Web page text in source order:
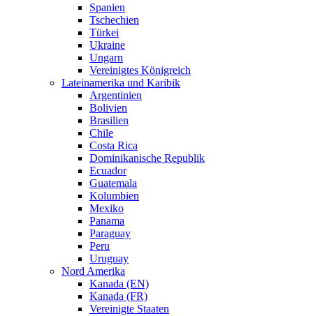
Spanien
Tschechien
Türkei
Ukraine
Ungarn
Vereinigtes Königreich
Lateinamerika und Karibik
Argentinien
Bolivien
Brasilien
Chile
Costa Rica
Dominikanische Republik
Ecuador
Guatemala
Kolumbien
Mexiko
Panama
Paraguay
Peru
Uruguay
Nord Amerika
Kanada (EN)
Kanada (FR)
Vereinigte Staaten